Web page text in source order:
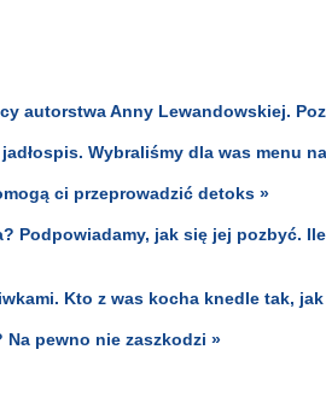
autorstwa Anny Lewandowskiej.
Wybraliśmy dla was menu
ci przeprowadzić detoks »
Podpowiadamy, jak się jej pozbyć.
Kto z was kocha knedle tak,
pewno nie zaszkodzi »